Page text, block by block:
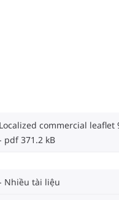
Localized commercial leaflet
pdf 371.2 kB
Nhiều tài liệu